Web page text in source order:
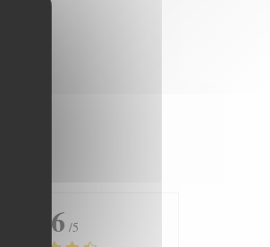
4.6 /5